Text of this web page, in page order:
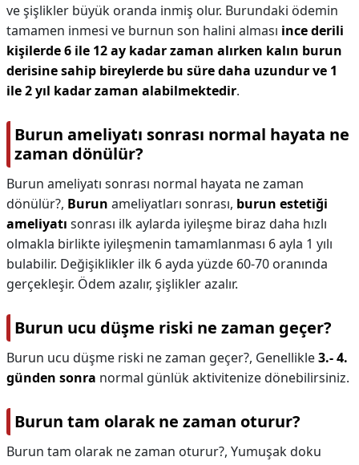
ve şişlikler büyük oranda inmiş olur. Burundaki ödemin
tamamen inmesi ve burnun son halini alması ince derili
kişilerde 6 ile 12 ay kadar zaman alırken kalın burun
derisine sahip bireylerde bu süre daha uzundur ve 1
ile 2 yıl kadar zaman alabilmektedir.
Burun ameliyatı sonrası normal hayata ne
zaman dönülür?
Burun ameliyatı sonrası normal hayata ne zaman
dönülür?, Burun ameliyatları sonrası, burun estetiği
ameliyatı sonrası ilk aylarda iyileşme biraz daha hızlı
olmakla birlikte iyileşmenin tamamlanması 6 ayla 1 yılı
bulabilir. Değişiklikler ilk 6 ayda yüzde 60-70 oranında
gerçekleşir. Ödem azalır, şişlikler azalır.
Burun ucu düşme riski ne zaman geçer?
Burun ucu düşme riski ne zaman geçer?, Genellikle3.- 4.
günden sonra normal günlük aktivitenize dönebilirsiniz.
Burun tam olarak ne zaman oturur?
Burun tam olarak ne zaman oturur?, Yumuşak doku